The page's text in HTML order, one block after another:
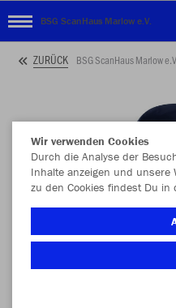
BSG ScanHaus Marlow e.V.
ZURÜCK BSG ScanHaus Marlow
Wir verwenden Cookies
Durch die Analyse der
Inhalte anzeigen und unsere
zu den Cookies findest Du in